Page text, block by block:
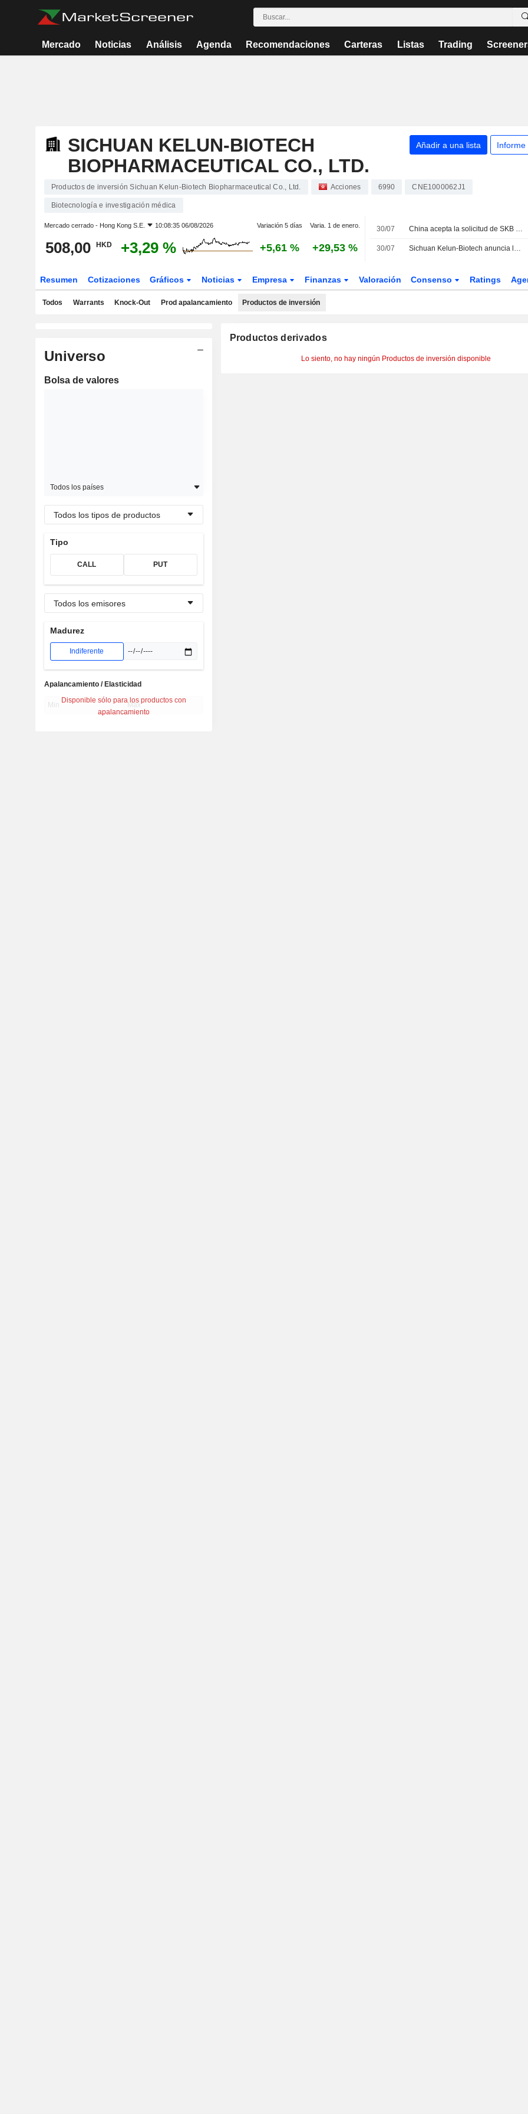
Mercado Noticias Análisis Agenda Recomendaciones Carteras Listas Trading
SICHUAN KELUN-BIOTECH
BIOPHARMACEUTICAL CO., LTD.
Añadir a una lista Informe
Productos de inversión Sichuan Kelun-Biotech Biopharmaceutical Co., Ltd. Acciones 6990 CNE1000062J1
Biotecnología e investigación médica
Mercado cerrado - Hong Kong S.E. 10:08:35 06/08/2026 Variación 5 días Varia. 1 de enero.
508,00 HKD +3,29 % +5,61 % +29,53 %
30/07 China acepta la solicitud de SKB Biopharma para una nueva indicación de su fármaco contra el cáncer de mama
30/07 Sichuan Kelun-Biotech anuncia la aceptacion de una nueva indicacion para sacituzumab tirumotecan como tratamiento de primera linea en cancer de mama triple negativo avanzado
Resumen Cotizaciones Gráficos Noticias Empresa Finanzas Valoración Consenso Ratings
Todos Warrants Knock-Out Prod apalancamiento Productos de inversión
Universo
Bolsa de valores
Todos los países
Todos los tipos de productos
Tipo
CALL PUT
Todos los emisores
Madurez
Indiferente
Disponible sólo para los productos con
apalancamiento
Apalancamiento / Elasticidad
Productos derivados
Lo siento, no hay ningún Productos de inversión disponible